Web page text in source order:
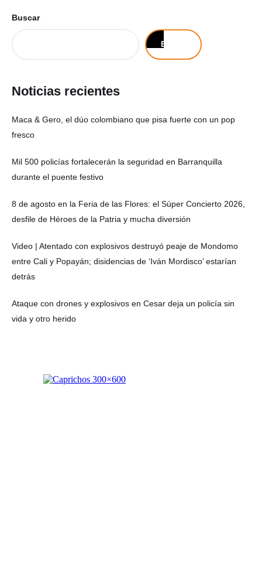
Buscar
Buscar
Noticias recientes
Maca & Gero, el dúo colombiano que pisa fuerte con un pop
fresco
Mil 500 policías fortalecerán la seguridad en Barranquilla
durante el puente festivo
8 de agosto en la Feria de las Flores: el Súper Concierto 2026,
desfile de Héroes de la Patria y mucha diversión
Video | Atentado con explosivos destruyó peaje de Mondomo
entre Cali y Popayán; disidencias de ‘Iván Mordisco’ estarían
detrás
Ataque con drones y explosivos en Cesar deja un policía sin
vida y otro herido